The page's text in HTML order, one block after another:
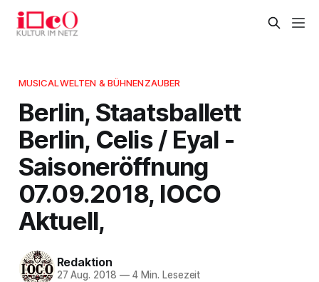
MUSICALWELTEN & BÜHNENZAUBER
Berlin, Staatsballett
Berlin, Celis / Eyal -
Saisoneröffnung
07.09.2018, IOCO
Aktuell,
Redaktion
27 Aug. 2018 —4 Min. Lesezeit